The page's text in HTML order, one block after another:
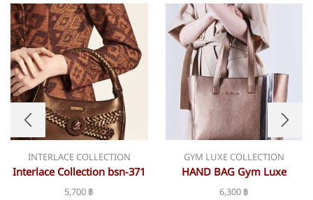
INTERLACE COLLECTION
Interlace Collection bsn-371
5,700 ฿
GYM LUXE COLLECTION
HAND BAG Gym Luxe
collection-bsn-302
6,300 ฿